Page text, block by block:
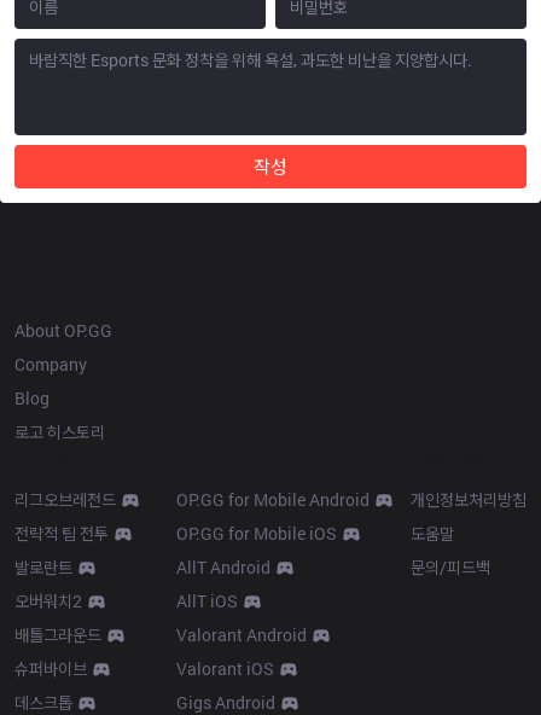
작성
About OP.GG
Company
Blog
로고 히스토리
리그오브레전드
전략적 팀 전투
발로란트
오버워치2
배틀그라운드
슈퍼바이브
데스크톱
OP.GG for Mobile Android
OP.GG for Mobile iOS
AllT Android
AllT iOS
Valorant Android
Valorant iOS
Gigs Android
개인정보처리방침
도움말
문의/피드백